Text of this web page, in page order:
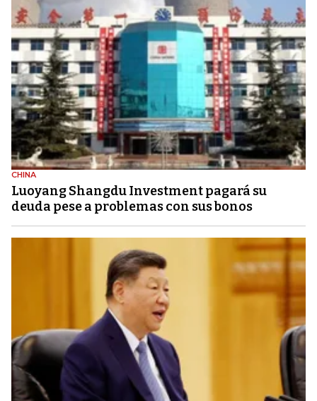
CHINA
Luoyang Shangdu Investment pagará su
deuda pese a problemas con sus bonos